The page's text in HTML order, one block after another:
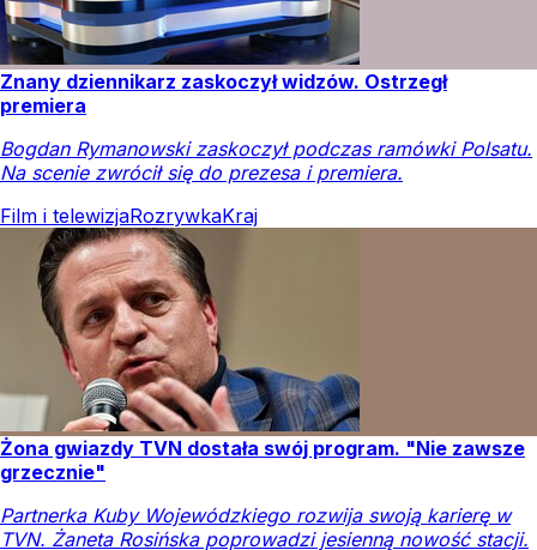
Znany dziennikarz zaskoczył widzów. Ostrzegł
premiera
Bogdan Rymanowski zaskoczył podczas ramówki Polsatu.
Na scenie zwrócił się do prezesa i premiera.
Film i telewizjaRozrywkaKraj
Żona gwiazdy TVN dostała swój program. "Nie zawsze
grzecznie"
Partnerka Kuby Wojewódzkiego rozwija swoją karierę w
TVN. Żaneta Rosińska poprowadzi jesienną nowość stacji.